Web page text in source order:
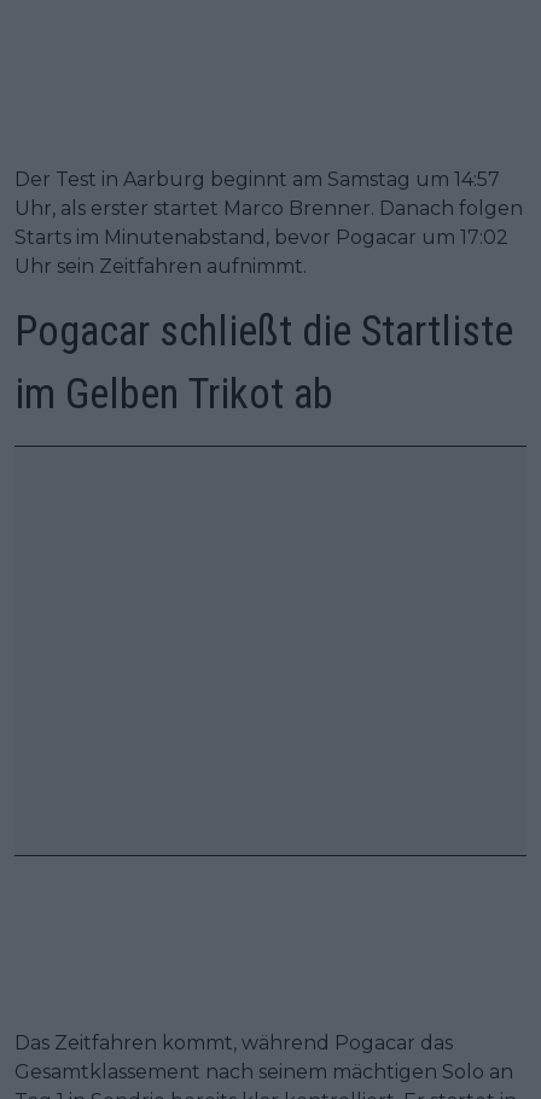
Der Test in Aarburg beginnt am Samstag um 14:57
Uhr, als erster startet Marco Brenner. Danach folgen
Starts im Minutenabstand, bevor Pogacar um 17:02
Uhr sein Zeitfahren aufnimmt.
Pogacar schließt die Startliste
im Gelben Trikot ab
Das Zeitfahren kommt, während Pogacar das
Gesamtklassement nach seinem mächtigen Solo an